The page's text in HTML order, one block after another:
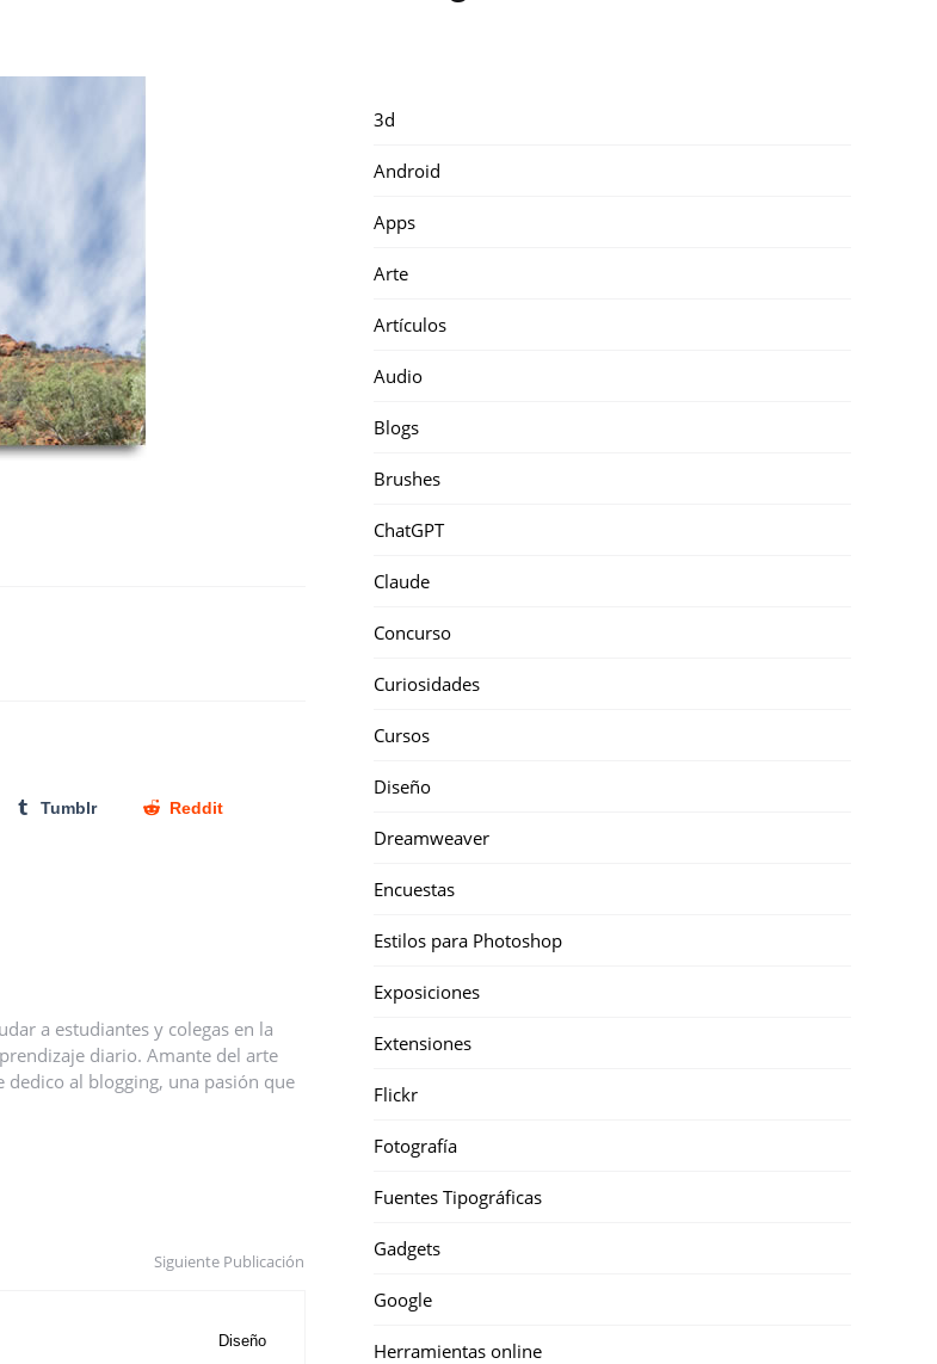
Tumblr Reddit
a estudiantes y colegas en la
diario. Amante del arte
dedico al blogging, una pasión que
Siguiente Publicación
Diseño
3d
Android
Apps
Arte
Artículos
Audio
Blogs
Brushes
ChatGPT
Claude
Concurso
Curiosidades
Cursos
Diseño
Dreamweaver
Encuestas
Estilos para Photoshop
Exposiciones
Extensiones
Flickr
Fotografía
Fuentes Tipográficas
Gadgets
Google
Herramientas online